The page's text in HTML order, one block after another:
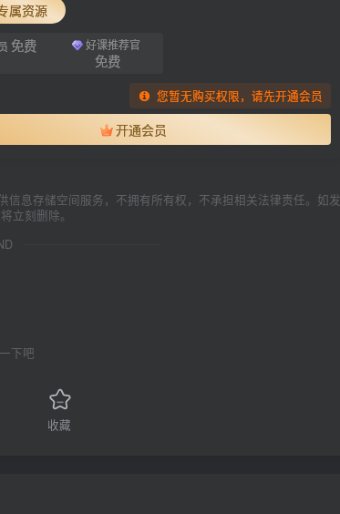
属资源
免费 好课推荐官
免费
您暂无购买权限，请先开通会员
开通会员
息存储空间服务，不拥有所有权，不承担相关法律责任。如发
立刻删除。
下吧
收藏